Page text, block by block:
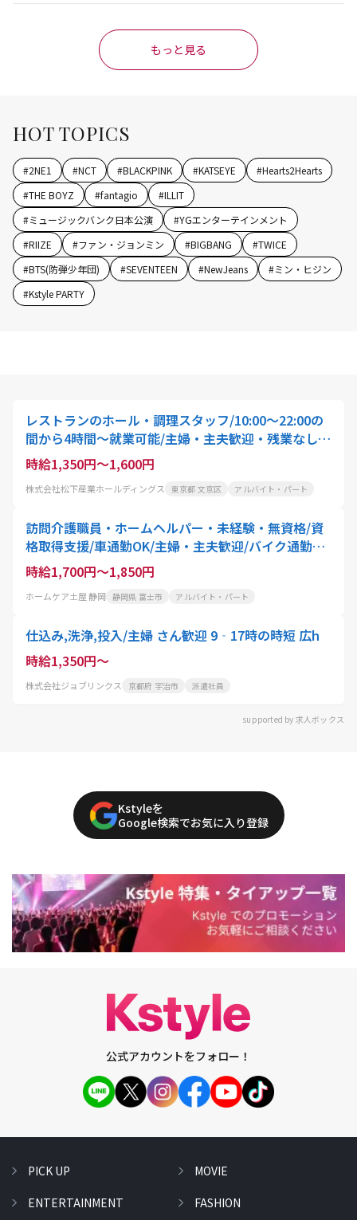
もっと見る
HOT TOPICS
#2NE1 #NCT #BLACKPINK #KATSEYE #Hearts2Hearts
#THE BOYZ #fantagio #ILLIT
#ミュージックバンク日本公演 #YGエンターテインメント
#RIIZE #ファン・ジョンミン #BIGBANG #TWICE
#BTS(防弾少年団) #SEVENTEEN #NewJeans #ミン・ヒジン
#Kstyle PARTY
レストランのホール・調理スタッフ/10:00〜22:00の
間から4時間〜就業可能/主婦・主夫歓迎・残業なし・
土日休み
時給1,350円～1,600円
株式会社松下産業ホールディングス 東京都 文京区 アルバイト・パート
訪問介護職員・ホームヘルパー・未経験・無資格/資
格取得支援/車通勤OK/主婦・主夫歓迎/バイク通勤O
K/安定企業
時給1,700円～1,850円
ホームケア土屋 静岡 静岡県 富士市 アルバイト・パート
仕込み,洗浄,投入/主婦 さん歓迎 9‐17時の時短 広h
時給1,350円～
株式会社ジョブリンクス 京都府 宇治市 派遣社員
supported by 求人ボックス
Kstyleを
Google検索でお気に入り登録
公式アカウントをフォロー！
PICK UP
ENTERTAINMENT
MOVIE
FASHION